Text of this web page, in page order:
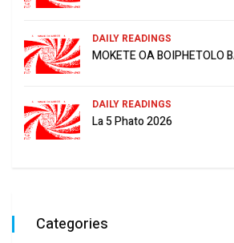
DAILY READINGS
MOKETE OA BOIPHETOLO
DAILY READINGS
La 5 Phato 2026
Categories